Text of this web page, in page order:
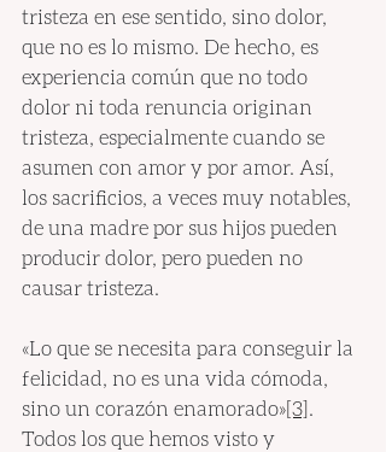
tristeza en ese sentido, sino dolor,
que no es lo mismo. De hecho, es
experiencia común que no todo
dolor ni toda renuncia originan
tristeza, especialmente cuando se
asumen con amor y por amor. Así,
los sacrificios, a veces muy notables,
de una madre por sus hijos pueden
producir dolor, pero pueden no
causar tristeza.
«Lo que se necesita para conseguir la
felicidad, no es una vida cómoda,
sino un corazón enamorado»[3].
Todos los que hemos visto y